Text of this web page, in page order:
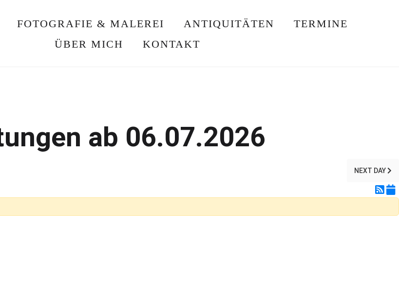
FOTOGRAFIE & MALEREI ANTIQUITÄTEN
TERMINE
ÜBER MICH
KONTAKT
ab 06.07.2026
NEXT DAY